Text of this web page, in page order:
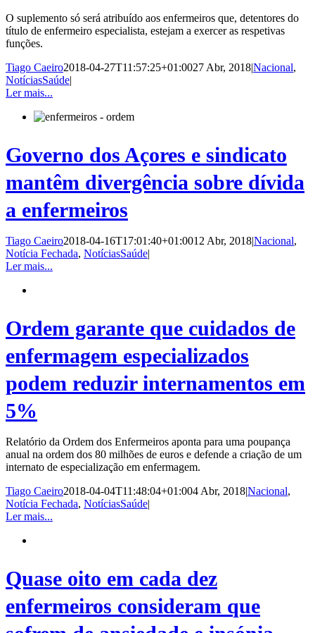
O suplemento só será atribuído aos enfermeiros que, detentores do
título de enfermeiro especialista, estejam a exercer as respetivas
funções.
Tiago Caeiro2018-04-27T11:57:25+01:0027 Abr, 2018|Nacional,
NotíciasSaúde|
Ler mais...
Governo dos Açores e sindicato
mantêm divergência sobre dívida
a enfermeiros
Tiago Caeiro2018-04-16T17:01:40+01:0012 Abr, 2018|Nacional,
Notícia Fechada, NotíciasSaúde|
Ler mais...
Ordem garante que cuidados de
enfermagem especializados
podem reduzir internamentos em
5%
Relatório da Ordem dos Enfermeiros aponta para uma poupança
anual na ordem dos 80 milhões de euros e defende a criação de um
internato de especialização em enfermagem.
Tiago Caeiro2018-04-04T11:48:04+01:004 Abr, 2018|Nacional,
Notícia Fechada, NotíciasSaúde|
Ler mais...
Quase oito em cada dez
enfermeiros consideram que